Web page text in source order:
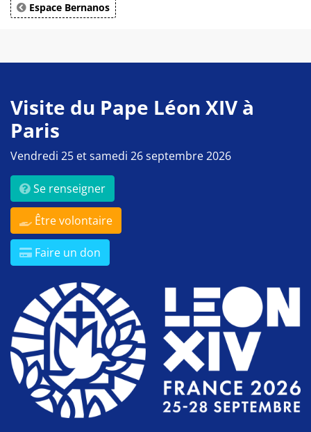
Espace Bernanos
Visite du Pape Léon XIV à
Paris
Vendredi 25 et samedi 26 septembre 2026
Se renseigner
Être volontaire
Faire un don